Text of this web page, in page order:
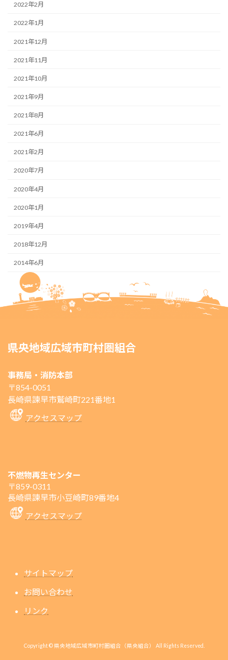
2022年2月
2022年1月
2021年12月
2021年11月
2021年10月
2021年9月
2021年8月
2021年6月
2021年2月
2020年7月
2020年4月
2020年1月
2019年4月
2018年12月
2014年6月
県央地域広域市町村圏組合
事務局・消防本部
〒854-0051
長崎県諫早市鷲崎町221番地1
アクセスマップ
不燃物再生センター
〒859-0311
長崎県諫早市小豆崎町89番地4
アクセスマップ
サイトマップ
お問い合わせ
リンク
Copyright © 県央地域広域市町村圏組合（県央組合） All Rights Reserved.